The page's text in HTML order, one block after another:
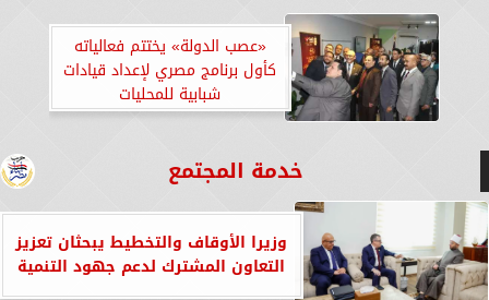
«عصب الدولة» يختتم فعالياته
كأول برنامج مصري لإعداد قيادات
شبابية للمحليات
خدمة المجتمع
وزيرا الأوقاف والتخطيط يبحثان تعزيز
التعاون المشترك لدعم جهود التنمية